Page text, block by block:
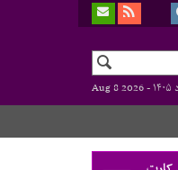
Aug 8 2026